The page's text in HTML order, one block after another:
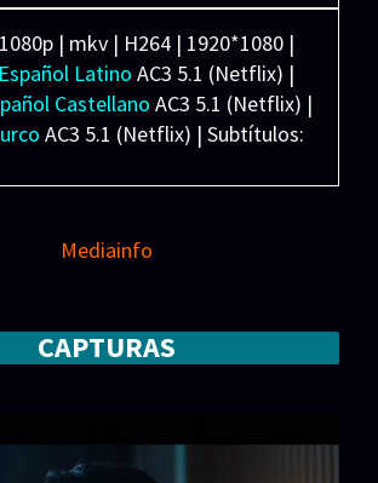
forzados (SRT)
Peso: 1.73 GB
| mkv | H264 | 1920*1080 |
Español Latino AC3 5.1 (Netflix) |
Castellano AC3 5.1 (Netflix) |
AC3 5.1 (Netflix) | Subtítulos:
Español forzados (SRT)
Mediainfo
CAPTURAS